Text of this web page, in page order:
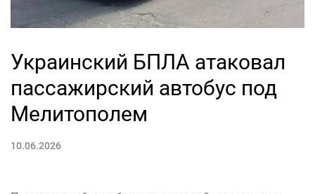
Украинский БПЛА атаковал
пассажирский автобус под
Мелитополем
10.06.2026